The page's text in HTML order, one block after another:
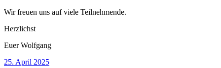
Wir freuen uns auf viele Teilnehmende.
Herzlichst
Euer Wolfgang
Veröffentlicht
25. April 2025